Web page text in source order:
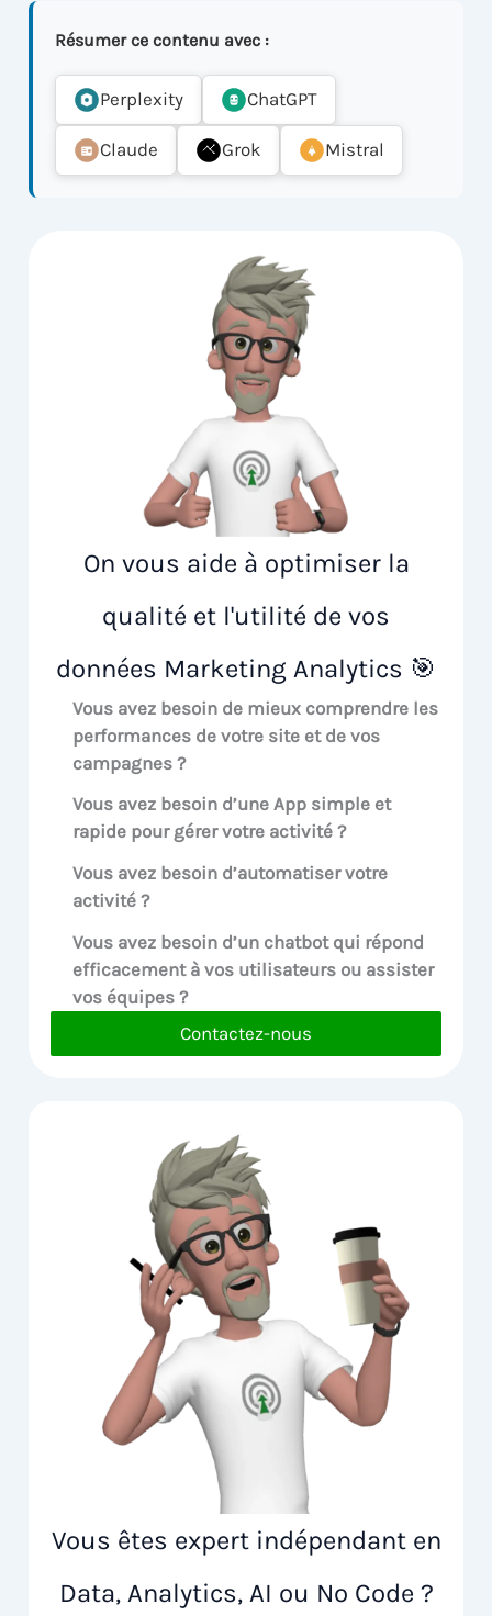
Résumer ce contenu avec :
Perplexity ChatGPT
Claude Grok Mistral
On vous aide à optimiser la
qualité et l'utilité de vos
données Marketing Analytics 🎯
Vous avez besoin de mieux comprendre les
performances de votre site et de vos
campagnes ?
Vous avez besoin d’une App simple et
rapide pour gérer votre activité ?
Vous avez besoin d’automatiser votre
activité ?
Vous avez besoin d’un chatbot qui répond
efficacement à vos utilisateurs ou assister
vos équipes ?
Contactez-nous
Vous êtes expert indépendant en
Data, Analytics, AI ou No Code ?